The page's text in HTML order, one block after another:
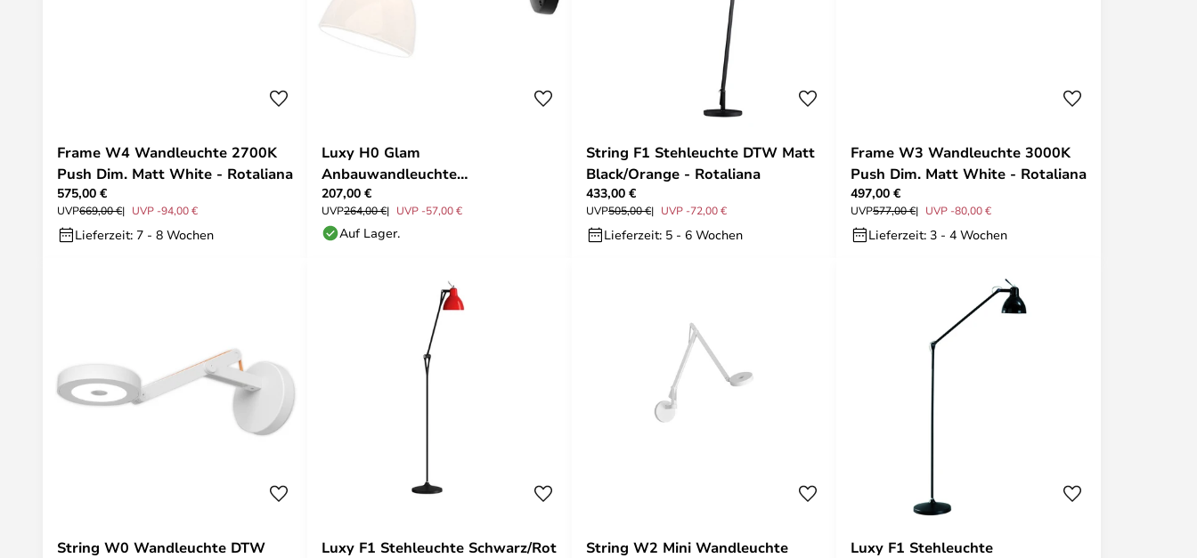
Frame W4 Wandleuchte 2700K
Push Dim. Matt White - Rotaliana
575,00 €
UVP669,00 € UVP -94,00 €
Lieferzeit: 7 - 8 Wochen
Luxy H0 Glam
Anbauwandleuchte
schwarz/weiß, Glas - Rotaliana
207,00 €
UVP264,00 € UVP -57,00 €
Auf Lager.
String F1 Stehleuchte DTW Matt
Black/Orange - Rotaliana
433,00 €
UVP505,00 € UVP -72,00 €
Lieferzeit: 5 - 6 Wochen
Frame W3 Wandleuchte 3000K
Push Dim. Matt White - Rotaliana
497,00 €
UVP577,00 € UVP -80,00 €
Lieferzeit: 3 - 4 Wochen
String W0 Wandleuchte DTW
Luxy F1 Stehleuchte Schwarz/Rot
String W2 Mini Wandleuchte
Luxy F1 Stehleuchte